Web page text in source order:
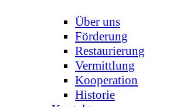
Über uns
Förderung
Restaurierung
Vermittlung
Kooperation
Historie